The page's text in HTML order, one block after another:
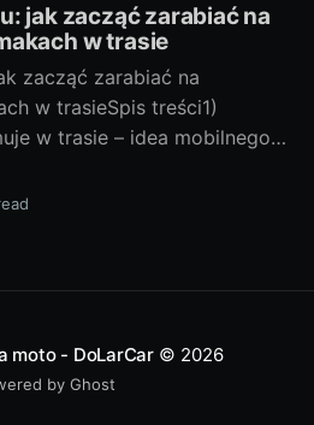
jak zacząć zarabiać na
w trasie
zacząć zarabiać na
w trasieSpis treści1)
w trasie – idea mobilnego
“sprzedaje się” na kołach-
lokalni- Gdzie stanąć:
moto - DoLarCar © 2026
by Ghost